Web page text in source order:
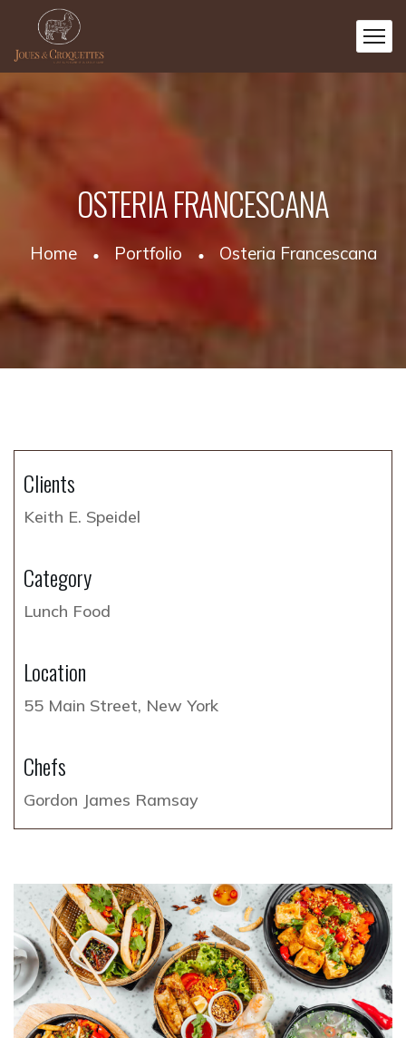
OSTERIA FRANCESCANA
Home Portfolio Osteria Francescana
Clients
Keith E. Speidel
Category
Lunch Food
Location
55 Main Street, New York
Chefs
Gordon James Ramsay